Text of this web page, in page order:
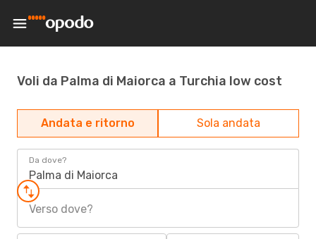
Voli da Palma di Maiorca a Turchia low cost
Andata e ritorno Sola andata
Da dove?
Palma di Maiorca
Verso dove?